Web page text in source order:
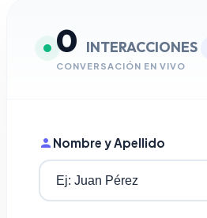
0 INTERACCIONES
CONVERSACIÓN EN VIVO
Nombre y Apellido